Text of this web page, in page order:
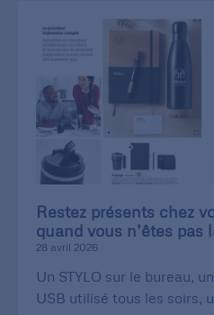
Restez présents chez
quand vous n’êtes pas
28 avril 2026
Un STYLO sur le bureau,
USB utilisé tous les soirs,